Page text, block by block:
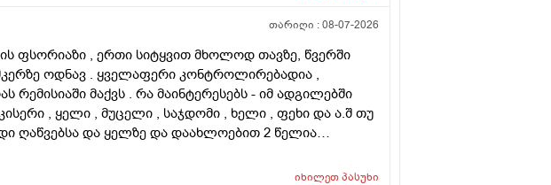
ფსორიაზის დროს და არის თუ არა პრაქტიკაში ვინც
თარიღი :08-07-2026
ფსორიაზი , ერთი სიტყვით მხოლოდ თავზე, წვერში
ოდნავ . ყველაფერი კონტროლირებადია ,
რემისიაში მაქვს . რა მაინტერესებს - იმ ადგილებში
, ყელი , მუცელი , საჯდომი , ხელი , ფეხი და ა.შ თუ
ღაწვებსა და ყელზე და დაახლოებით 2 წელია
, შიშმა ამიტანა . სხვადასხვა ვერსია მესმის ,
იხილეთპასუხი